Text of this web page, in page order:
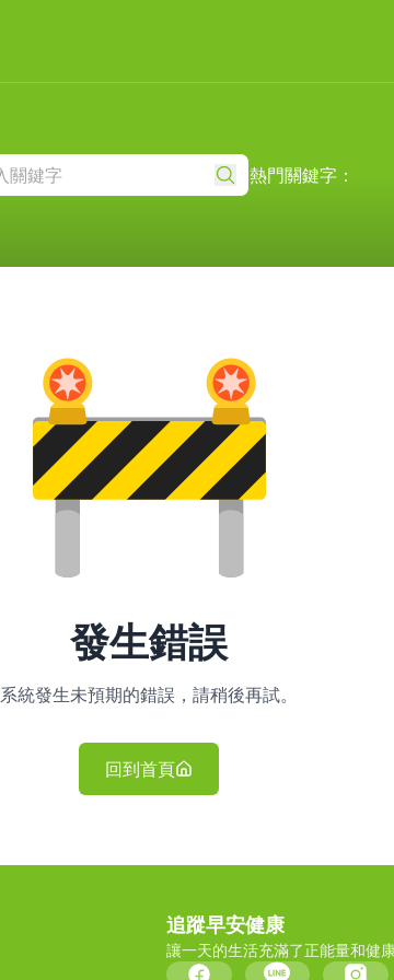
熱門關鍵字：
發生錯誤
系統發生未預期的錯誤，請稍後再試。
回到首頁
追蹤早安健康
讓一天的生活充滿了正能量和健